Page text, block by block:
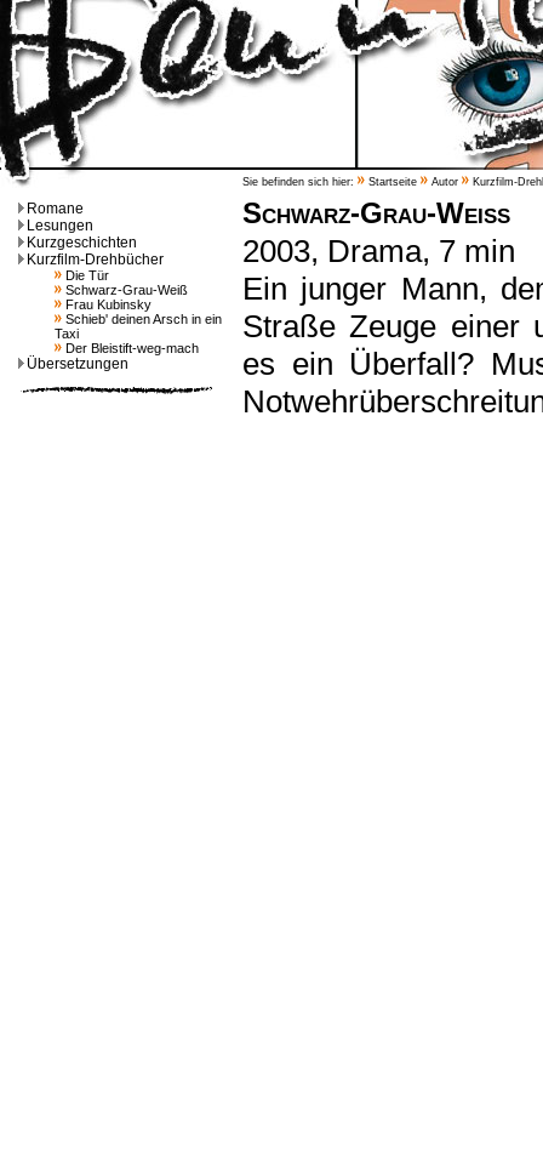
Romane
Lesungen
Kurzgeschichten
Kurzfilm-Drehbücher
Die Tür
Schwarz-Grau-Weiß
Frau Kubinsky
Schieb' deinen Arsch in ein
Taxi
Der Bleistift-weg-mach
Übersetzungen
Sie befinden sich hier: Startseite Autor Kurzfilm-
Schwarz-Grau-Weiß
2003, Drama, 7 min
Ein junger Mann,
Straße Zeuge einer
es ein Überfall?